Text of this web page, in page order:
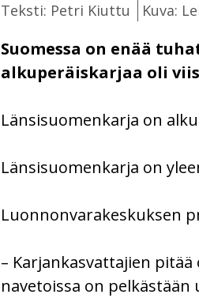
Teksti: Petri Kiuttu Kuva:
Suomessa on enää
alkuperäiskarjaa oli
Länsisuomenkarja on
Länsisuomenkarja on
Luonnonvarakeskuksen
– Karjankasvattajien
navetoissa on